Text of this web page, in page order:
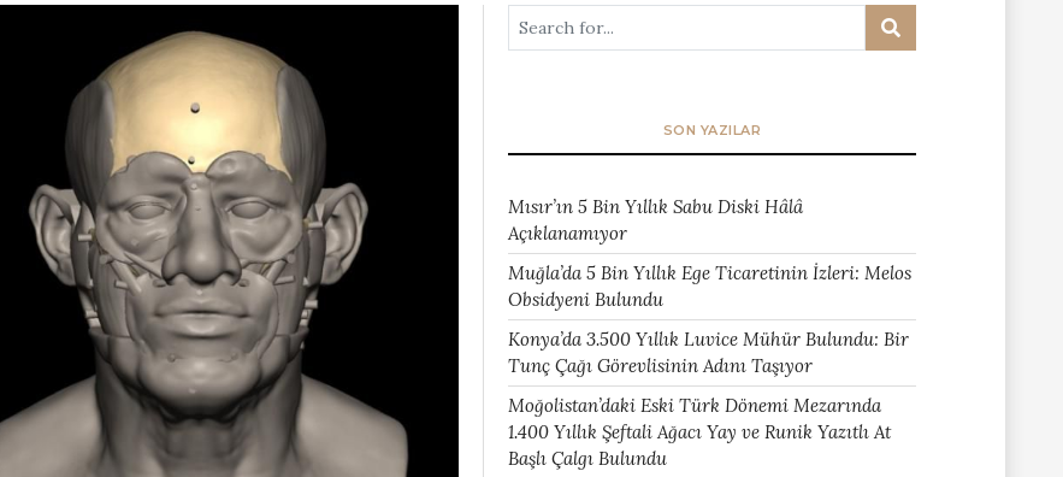
SON YAZILAR
Mısır’ın 5 Bin Yıllık Sabu Diski Hâlâ
Açıklanamıyor
Muğla’da 5 Bin Yıllık Ege Ticaretinin İzleri: Melos
Obsidyeni Bulundu
Konya’da 3.500 Yıllık Luvice Mühür Bulundu: Bir
Tunç Çağı Görevlisinin Adını Taşıyor
Moğolistan’daki Eski Türk Dönemi Mezarında
1.400 Yıllık Şeftali Ağacı Yay ve Runik Yazıtlı At
Başlı Çalgı Bulundu